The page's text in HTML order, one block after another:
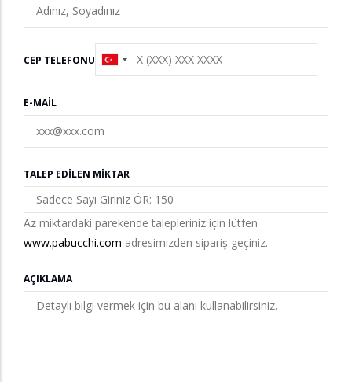
CEP TELEFONU
E-MAIL
TALEP EDILEN MIKTAR
Az miktardaki parekende talepleriniz için lütfen
www.pabucchi.com adresimizden sipariş geçiniz.
AÇIKLAMA